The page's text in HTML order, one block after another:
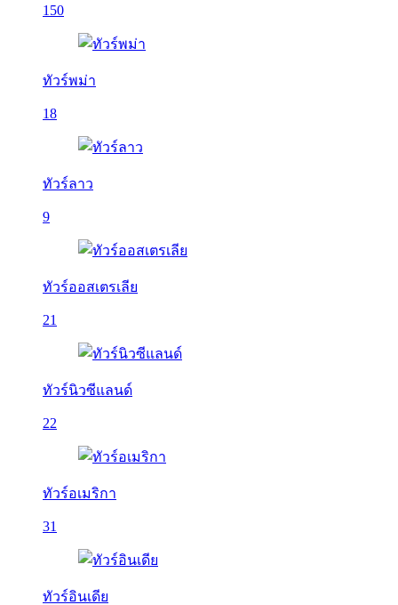
150
ทัวร์พม่า
18
ทัวร์ลาว
9
ทัวร์ออสเตรเลีย
21
ทัวร์นิวซีแลนด์
22
ทัวร์อเมริกา
31
ทัวร์อินเดีย